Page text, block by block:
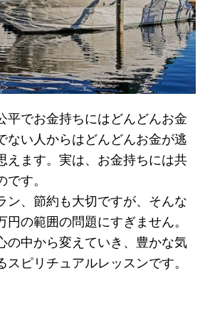
平でお金持ちにはどんどんお金
ない人からはどんどんお金が逃
えます。実は、お金持ちには共
す。
ン、節約も大切ですが、そんな
円の範囲の問題にすぎません。
の中から変えていき、豊かな気
スピリチュアルレッスンです。